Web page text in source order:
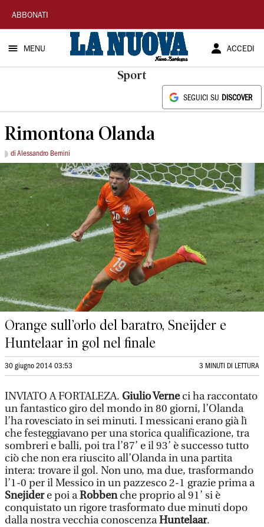
La
Nuova
Sardegna
ABBONATI
MENU ACCEDI
Sport
SEGUICI SU DISCOVER
Rimontona Olanda
di Alessandro Bernini
Orange sull’orlo del baratro, Sneijder e
Huntelaar in gol nel finale
30 giugno 2014 03:53 3 MINUTI DI LETTURA
INVIATO A FORTALEZA. Giulio Verneci ha raccontato
un fantastico giro del mondo in 80 giorni, l’Olanda
l’ha rovesciato in sei minuti. I messicani erano già lì
che festeggiavano per una storica qualificazione, tra
sombreri e balli, poi tra l’87’ e il 93’ è successo tutto
ciò che non era riuscito all’Olanda in una partita
intera: trovare il gol. Non uno, ma due, trasformando
l’1-0 per il Messico in un pazzesco 2-1 grazie prima a
Snejidere poi aRobbenche proprio al 91’ si è
conquistato un rigore trasformato due minuti dopo
dalla nostra vecchia conoscenzaHuntelaar.